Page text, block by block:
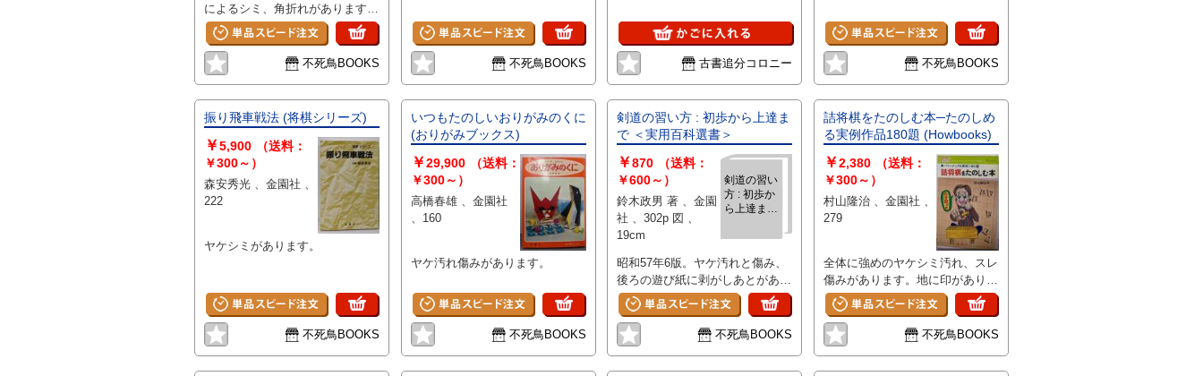
によるシミ、角折れがあります。
表紙にスレ傷みがあります。
不死鳥BOOKS
す。
不死鳥BOOKS 古書追分コロニー 不死鳥BOOKS
振り飛車戦法 (将棋シリーズ)
￥5,900
（送料：
￥300～）
森安秀光 、金園社 、
222
ヤケシミがあります。
不死鳥BOOKS
いつもたのしいおりがみのくに
(おりがみブックス)
￥29,900
（送料：
￥300～）
高橋春雄 、金園社
、160
ヤケ汚れ傷みがあります。
不死鳥BOOKS
剣道の習い方 : 初歩から上達ま
で ＜実用百科選書＞
剣道の習い
方 : 初歩か
ら上達まで
選書＞
￥870
（送料：
￥600～）
鈴木政男 著 、金園
社 、302p 図 、
19cm
昭和57年6版。ヤケ汚れと傷み、
後ろの遊び紙に剥がしあとがあり
ます。
不死鳥BOOKS
詰将棋をたのしむ本─たのしめ
る実例作品180題 (Howbooks)
￥2,380
（送料：
￥300～）
村山隆治 、金園社 、
279
全体に強めのヤケシミ汚れ、スレ
傷みがあります。地に印がありま
す。少しタバコ臭があります。
不死鳥BOOKS